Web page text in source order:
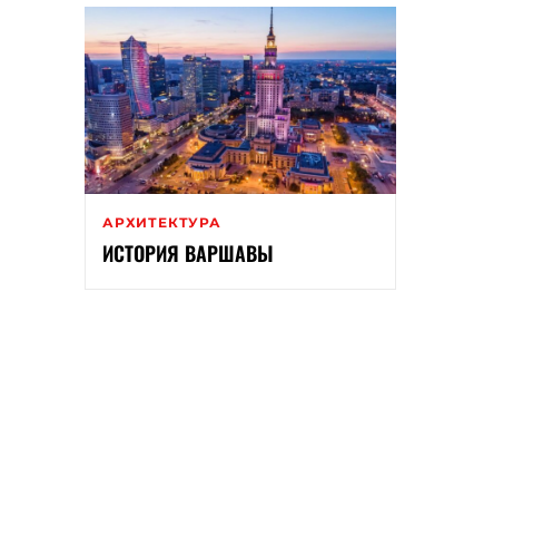
АРХИТЕКТУРА
ИСТОРИЯ ВАРШАВЫ